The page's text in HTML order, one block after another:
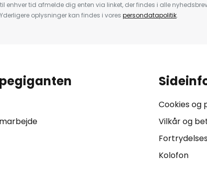
enhver tid afmelde dig enten via linket, der findes i alle
oplysninger kan findes i vores persondatapolitik.
Cookies og
Vilkår og
Kolofon